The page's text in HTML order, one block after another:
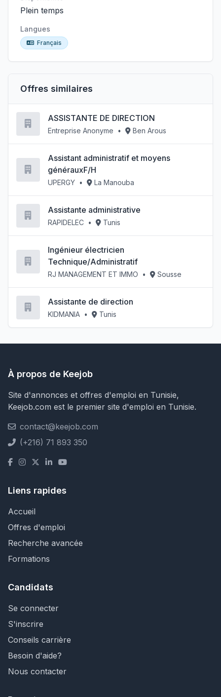
Plein temps
Langues
Français
Offres similaires
ASSISTANTE DE DIRECTION
Entreprise Anonyme • Ben Arous
Assistant administratif et moyens
générauxF/H
UPERGY • La Manouba
Assistante administrative
RAPIDELEC • Tunis
Ingénieur électricien
Technique/Administratif
RJ MANAGEMENT ET IMMO • Sousse
Assistante de direction
KIDMANIA • Tunis
À propos de Keejob
Site d'annonces et offres d'emploi en Tunisie,
Keejob.com est le premier site d'emploi en Tunisie.
contact@keejob.com
(+216) 71 893 350
Liens rapides
Accueil
Offres d'emploi
Recherche avancée
Formations
Candidats
Se connecter
S'inscrire
Conseils carrière
Besoin d'aide?
Nous contacter